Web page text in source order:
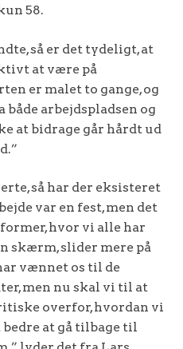
58.
så er det tydeligt, at
at være på
er malet to gange, og
arbejdspladsen og
at bidrage går hårdt ud
så har der eksisteret
var en fest, men det
hvor vi alle har
skærm, slider mere på
vænnet os til de
men nu skal vi til at
overfor, hvordan vi
at gå tilbage til